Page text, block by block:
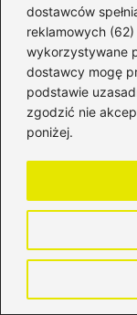
dostawców
reklamowych
wykorzystywane
dostawcy mogę
podstawie
zgodzić nie
poniżej.
Zapamiętaj
podczas